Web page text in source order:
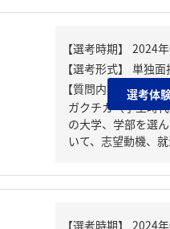
【質問内容・課題】
ガクチカ（学生時
の大学、学部を選
いて、志望動機、
選考体